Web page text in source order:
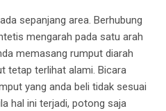
sepanjang area. Berhubung
mengarah pada satu arah
memasang rumput diarah
tetap terlihat alami. Bicara
yang anda beli tidak sesuai
hal ini terjadi, potong saja